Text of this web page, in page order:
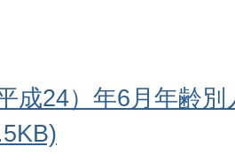
成24）年6月年齢